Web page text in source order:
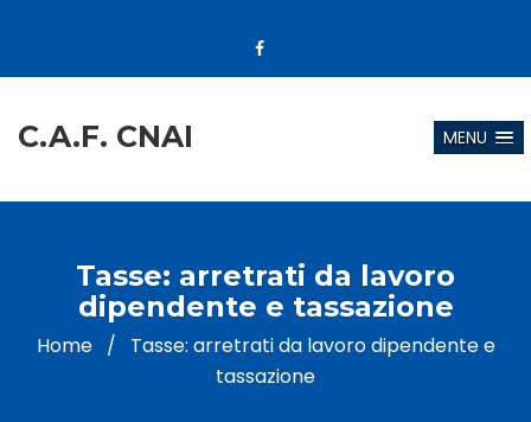
C.A.F. CNAI MENU
Tasse: arretrati da lavoro
dipendente e tassazione
Home/ Tasse: arretrati da lavoro dipendente e
tassazione